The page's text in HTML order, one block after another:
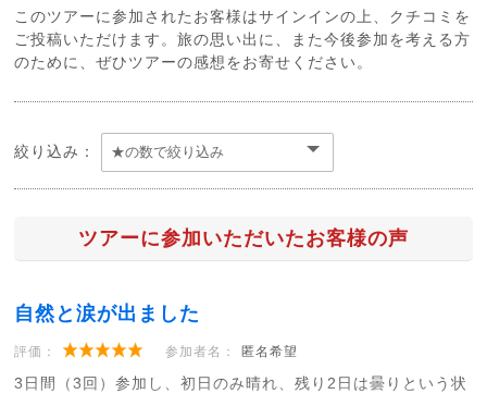
このツアーに参加されたお客様はサインインの上、クチコミを
ご投稿いただけます。旅の思い出に、また今後参加を考える方
のために、ぜひツアーの感想をお寄せください。
絞り込み：
ツアーに参加いただいたお客様の声
自然と涙が出ました
評価： 参加者名： 匿名希望
3日間（3回）参加し、初日のみ晴れ、残り2日は曇りという状